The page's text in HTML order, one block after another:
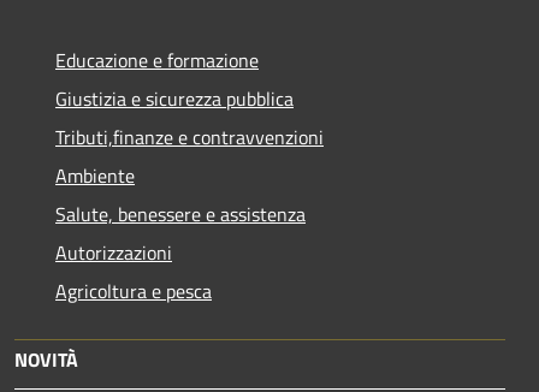
Educazione e formazione
Giustizia e sicurezza pubblica
Tributi,finanze e contravvenzioni
Ambiente
Salute, benessere e assistenza
Autorizzazioni
Agricoltura e pesca
NOVITÀ